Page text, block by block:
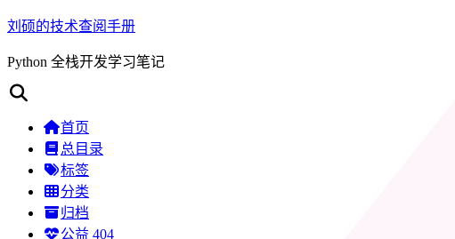
刘硕的技术查阅手册
Python 全栈开发学习笔记
首页
总目录
标签
分类
归档
公益 404